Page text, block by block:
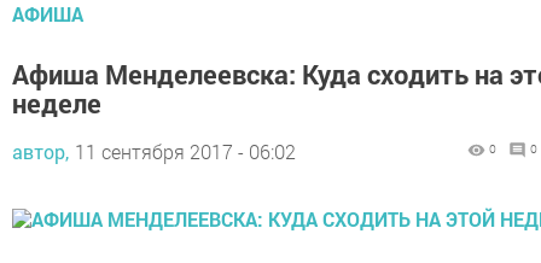
АФИША
Афиша Менделеевска: Куда сходить на
неделе
автор, 11 сентября 2017 - 06:02 0 0